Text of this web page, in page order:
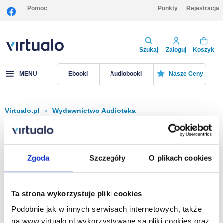
Zgoda Szczegóły O plikach cookies
Ta strona wykorzystuje pliki cookies
Podobnie jak w innych serwisach internetowych, także
na www.virtualo.pl wykorzystywane są pliki cookies oraz
Pomoc Punkty Rejestracja
Szukaj Zaloguj Koszyk
MENU Ebooki Audiobooki Nasze Ceny
Virtualo.pl › Wydawnictwo Audioteka
Filtruj Sortuj
Na stronie